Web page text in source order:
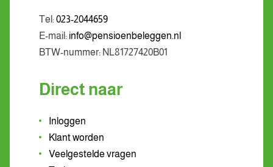
Tel:023-2044659
E-mail: info@pensioenbeleggen.nl
BTW-nummer: NL81727420B01
Direct naar
Inloggen
Klant worden
Veelgestelde vragen